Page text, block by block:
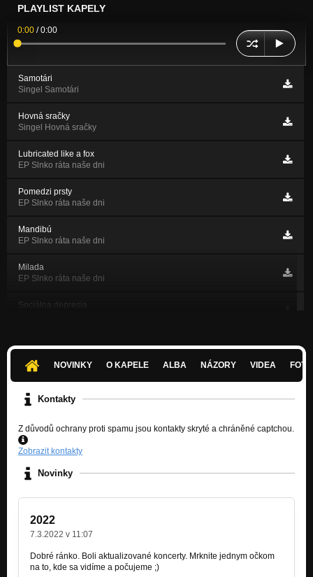
PLAYLIST KAPELY
0:00 /0:00
Samotári
Singel Samotári
Hovná sračky
Singel Hovná sračky
Lubricated like a fox
EP Slnko ráta naše dni
Pomedzi prsty
EP Slnko ráta naše dni
Mandibú
EP Slnko ráta naše dni
Milada
EP Slnko ráta naše dni
Sociálna depresia
1. Vo Veži
JA
JA
3. Padlým hrdinom
JA
5. Vlk
6. Pohľadnice
NOVINKY O KAPELE ALBA NÁZORY VIDEA
Kontakty
Z důvodů ochrany proti spamu jsou kontakty skryté a chráněné captchou.
Zobrazit kontakty
Novinky
2022
7.3.2022 v 11:07
Dobré ránko. Boli aktualizované koncerty. Mrknite jednym očkom
na to, kde sa vidíme a počujeme ;)